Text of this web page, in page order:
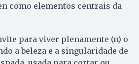
como elementos centrais da
para viver plenamente (n) o
a beleza e a singularidade de